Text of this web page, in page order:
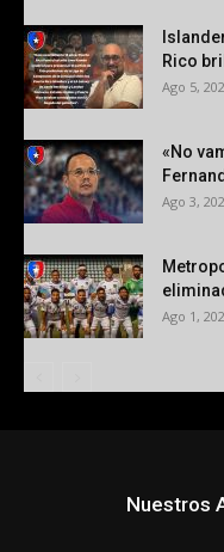
Rico
Ago 5,
«No
Ago 3,
Ago 1,
Nuestros